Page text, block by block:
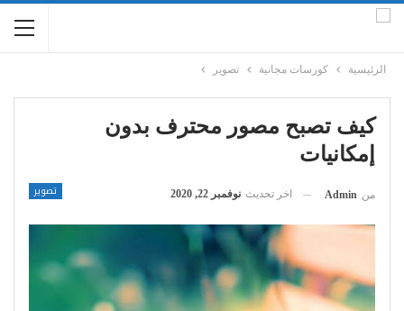
الرئيسية كورسات مجانية تصوير
كيف تصبح مصور محترف بدون
إمكانيات
تصوير من Admin اخر تحديث نوفمبر 22, 2020